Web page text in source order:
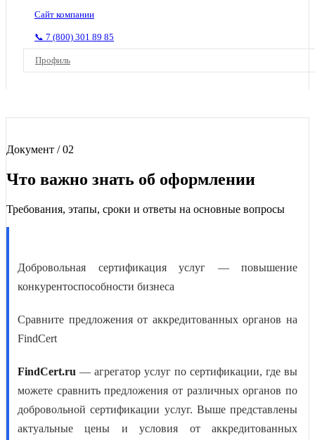
Сайт компании
📞 7 (800) 301 89 85
Профиль
Документ / 02
Что важно знать об оформлении
Требования, этапы, сроки и ответы на основные вопросы
Добровольная сертификация услуг — повышение
конкурентоспособности бизнеса
Сравните предложения от аккредитованных органов на
FindCert
FindCert.ru — агрегатор услуг по сертификации, где вы
можете сравнить предложения от различных органов по
добровольной сертификации услуг. Выше представлены
актуальные цены и условия от аккредитованных